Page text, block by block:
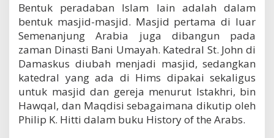
Bentuk peradaban Islam lain adalah dalam
bentuk masjid-masjid. Masjid pertama di luar
Semenanjung Arabia juga dibangun pada
zaman Dinasti Bani Umayah. Katedral St. John di
Damaskus diubah menjadi masjid, sedangkan
katedral yang ada di Hims dipakai sekaligus
untuk masjid dan gereja menurut Istakhri, bin
Hawqal, dan Maqdisi sebagaimana dikutip oleh
Philip K. Hitti dalam buku History of the Arabs.